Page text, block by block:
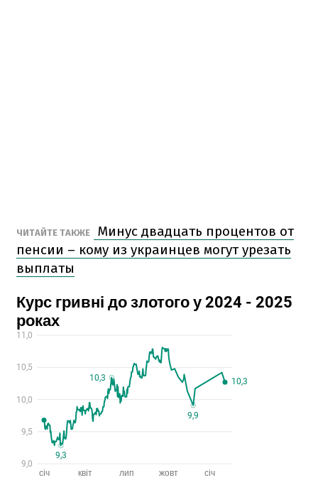
ЧИТАЙТЕ ТАКЖЕ
Минус двадцать процентов от
пенсии – кому из украинцев могут урезать
выплаты